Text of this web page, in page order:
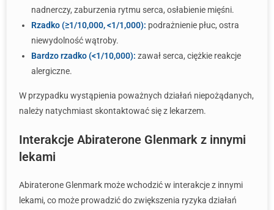
nadnerczy, zaburzenia rytmu serca, osłabienie mięśni.
Rzadko (≥1/10,000, <1/1,000): podrażnienie płuc, ostra
niewydolność wątroby.
Bardzo rzadko (<1/10,000): zawał serca, ciężkie reakcje
alergiczne.
W przypadku wystąpienia poważnych działań niepożądanych,
należy natychmiast skontaktować się z lekarzem.
Interakcje Abiraterone Glenmark z innymi
lekami
Abiraterone Glenmark może wchodzić w interakcje z innymi
lekami, co może prowadzić do zwiększenia ryzyka działań